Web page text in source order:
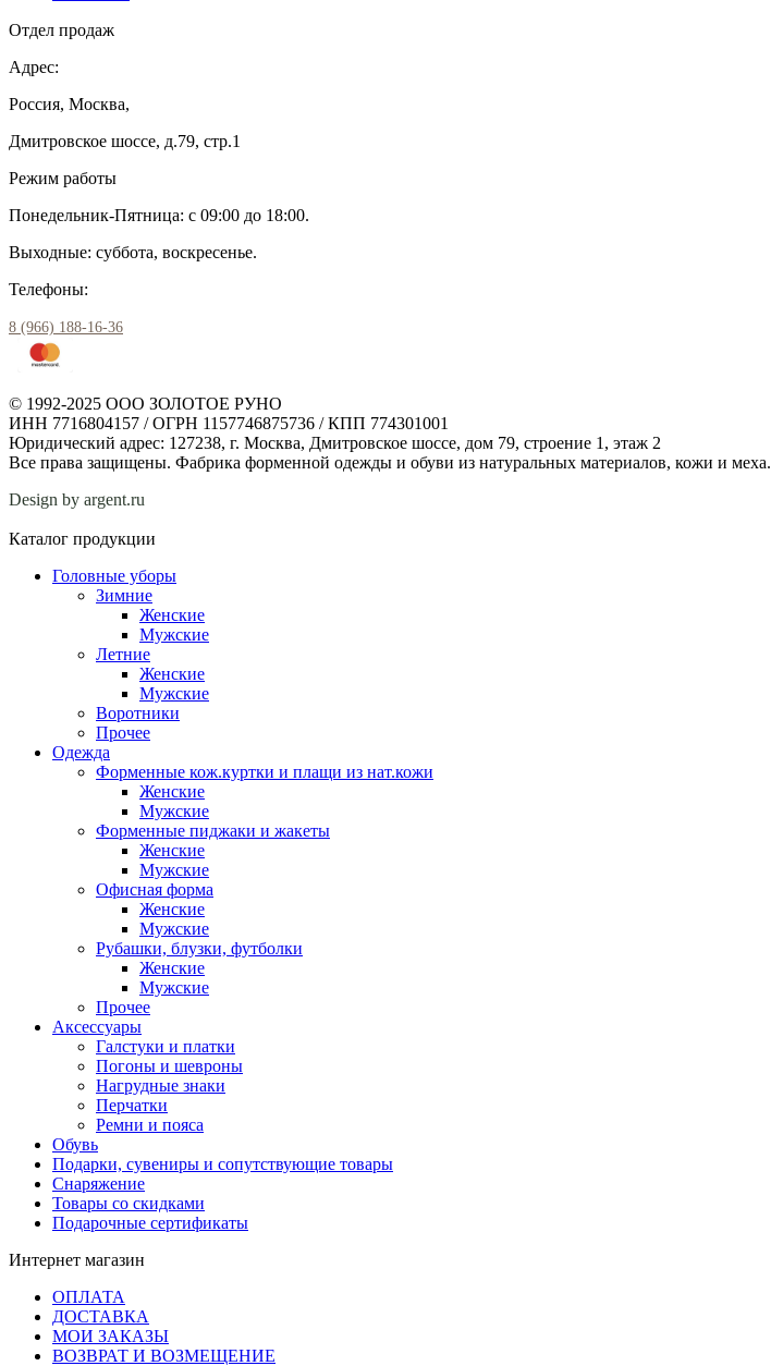
Отдел продаж
Адрес:
Россия, Москва,
Дмитровское шоссе, д.79, стр.1
Режим работы
Понедельник-Пятница: с 09:00 до 18:00.
Выходные: суббота, воскресенье.
Телефоны:
8 (966) 188-16-36
© 1992-2025 ООО ЗОЛОТОЕ РУНО
ИНН 7716804157 / ОГРН 1157746875736 / КПП 774301001
Юридический адрес: 127238, г. Москва, Дмитровское шоссе, дом 79, строение 1, этаж 2
Все права защищены. Фабрика форменной одежды и обуви из натуральных материалов, кожи и меха.
Design by argent.ru
Каталог продукции
Головные уборы
Зимние
Женские
Мужские
Летние
Женские
Мужские
Воротники
Прочее
Одежда
Форменные кож.куртки и плащи из нат.кожи
Женские
Мужские
Форменные пиджаки и жакеты
Женские
Мужские
Офисная форма
Женские
Мужские
Рубашки, блузки, футболки
Женские
Мужские
Прочее
Аксессуары
Галстуки и платки
Погоны и шевроны
Нагрудные знаки
Перчатки
Ремни и пояса
Обувь
Подарки, сувениры и сопутствующие товары
Снаряжение
Товары со скидками
Подарочные сертификаты
Интернет магазин
ОПЛАТА
ДОСТАВКА
МОИ ЗАКАЗЫ
ВОЗВРАТ И ВОЗМЕЩЕНИЕ